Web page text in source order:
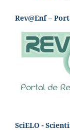
Rev@Enf –
SciELO -